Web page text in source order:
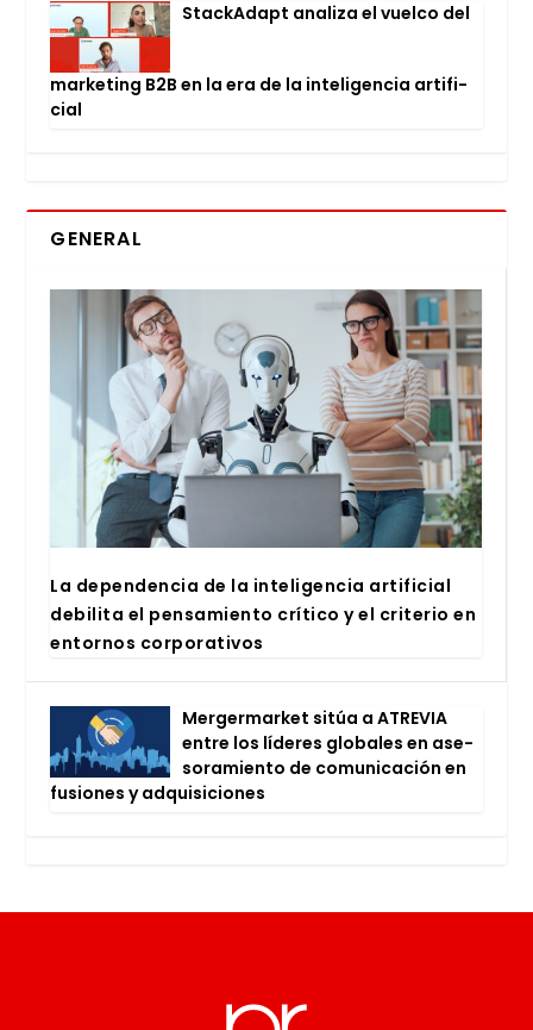
Stac­kA­dapt ana­li­za el vuel­co del
mar­ke­ting B2B en la era de la inte­li­gen­cia arti­fi­
cial
GENERAL
La depen­den­cia de la inte­li­gen­cia arti­fi­cial
debi­li­ta el pen­sa­mien­to crí­ti­co y el cri­te­rio en
entor­nos cor­po­ra­ti­vos
Mer­ger­mar­ket sitúa a ATRE­VIA
entre los líde­res glo­ba­les en ase­
so­ra­mien­to de comu­ni­ca­ción en
fusio­nes y adqui­si­cio­nes